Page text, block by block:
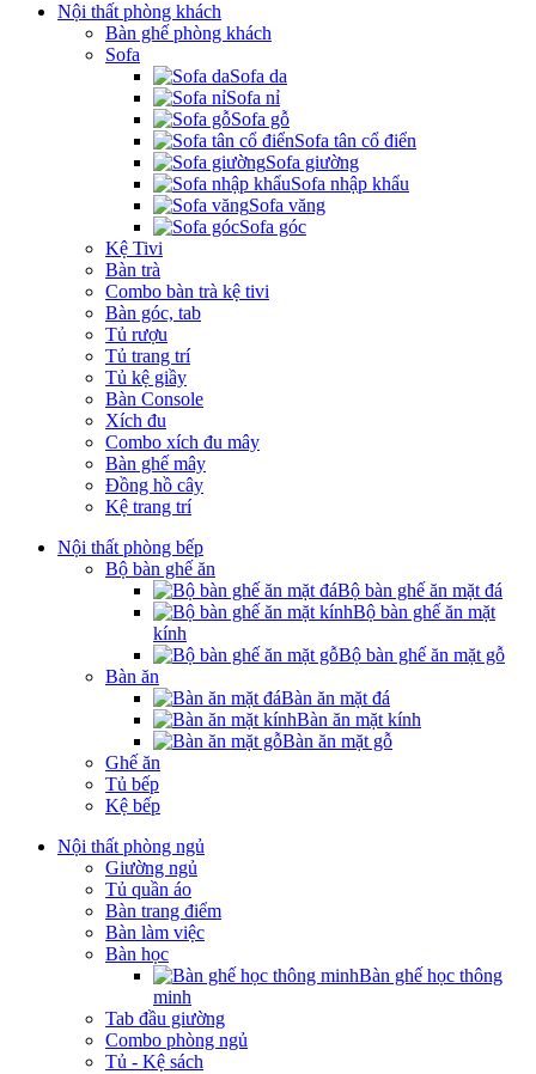
Nội thất phòng khách
Bàn ghế phòng khách
Sofa
Sofa da
Sofa nỉ
Sofa gỗ
Sofa tân cổ điển
Sofa giường
Sofa nhập khẩu
Sofa văng
Sofa góc
Kệ Tivi
Bàn trà
Combo bàn trà kệ tivi
Bàn góc, tab
Tủ rượu
Tủ trang trí
Tủ kệ giầy
Bàn Console
Xích đu
Combo xích đu mây
Bàn ghế mây
Đồng hồ cây
Kệ trang trí
Nội thất phòng bếp
Bộ bàn ghế ăn
Bộ bàn ghế ăn mặt đá
Bộ bàn ghế ăn mặt
kính
Bộ bàn ghế ăn mặt gỗ
Bàn ăn
Bàn ăn mặt đá
Bàn ăn mặt kính
Bàn ăn mặt gỗ
Ghế ăn
Tủ bếp
Kệ bếp
Nội thất phòng ngủ
Giường ngủ
Tủ quần áo
Bàn trang điểm
Bàn làm việc
Bàn học
Bàn ghế học thông
minh
Tab đầu giường
Combo phòng ngủ
Tủ - Kệ sách